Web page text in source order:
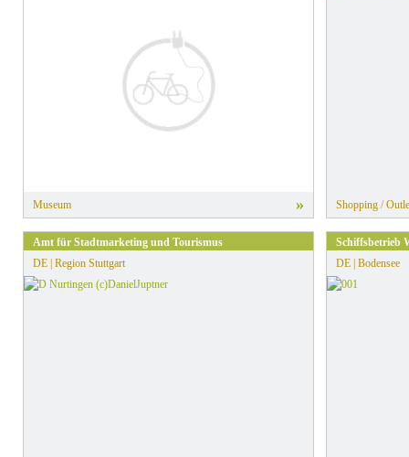
Museum » Shopping /
Amt für Stadtmarketing und Tourismus
DE | Region Stuttgart
Schiffsbetrieb
DE | Bodensee